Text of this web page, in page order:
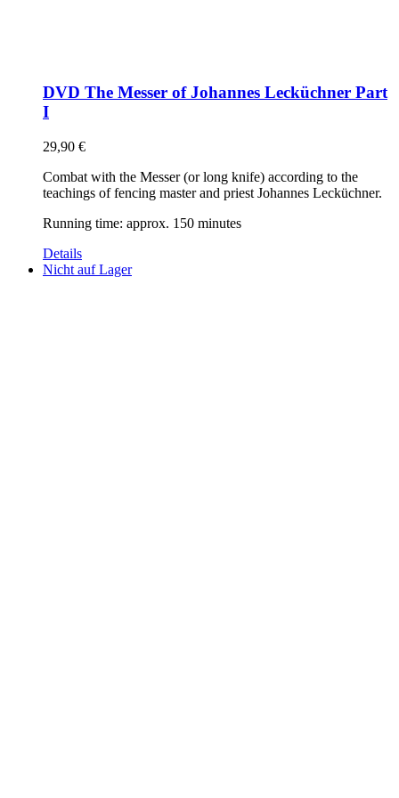
DVD The Messer of Johannes Lecküchner Part
I
29,90 €
Combat with the Messer (or long knife) according to the
teachings of fencing master and priest Johannes Lecküchner.
Running time: approx. 150 minutes
Details
Nicht auf Lager